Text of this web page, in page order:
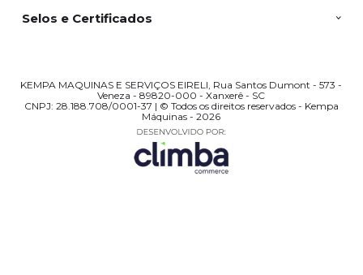
Selos e Certificados
KEMPA MAQUINAS E SERVIÇOS EIRELI, Rua Santos Dumont - 573 -
Veneza - 89820-000 - Xanxerê - SC
CNPJ: 28.188.708/0001-37 | © Todos os direitos reservados - Kempa
Máquinas - 2026